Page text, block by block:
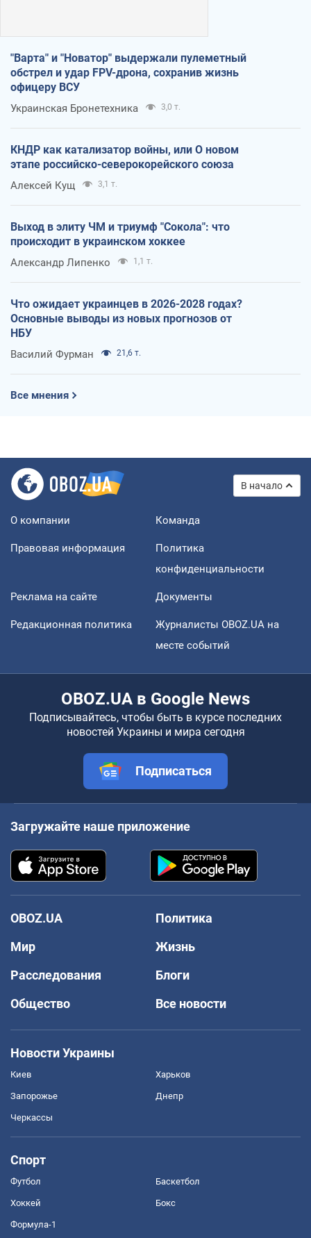
"Варта" и "Новатор" выдержали пулеметный
обстрел и удар FPV-дрона, сохранив жизнь
офицеру ВСУ
Украинская Бронетехника 3,0 т.
КНДР как катализатор войны, или О новом
этапе российско-северокорейского союза
Алексей Кущ 3,1 т.
Выход в элиту ЧМ и триумф "Сокола": что
происходит в украинском хоккее
Александр Липенко 1,1 т.
Что ожидает украинцев в 2026-2028 годах?
Основные выводы из новых прогнозов от
НБУ
Василий Фурман 21,6 т.
Все мнения
В начало
О компании Команда
Правовая информация
Политика
конфиденциальности
Реклама на сайте Документы
Редакционная политика
Журналисты OBOZ.UA на
месте событий
OBOZ.UA в Google News
Подписывайтесь, чтобы быть в курсе последних
новостей Украины и мира сегодня
Подписаться
Загружайте наше приложение
OBOZ.UA
Политика
Мир
Жизнь
Расследования
Блоги
Общество
Все новости
Новости Украины
Киев Харьков
Запорожье Днепр
Черкассы
Спорт
Футбол Баскетбол
Хоккей Бокс
Формула-1